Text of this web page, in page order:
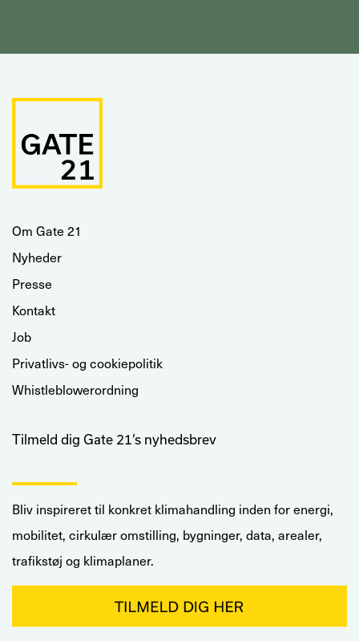
Om Gate 21
Nyheder
Presse
Kontakt
Job
Privatlivs- og cookiepolitik
Whistleblowerordning
Tilmeld dig Gate 21’s nyhedsbrev
Bliv inspireret til konkret klimahandling inden for energi,
mobilitet, cirkulær omstilling, bygninger, data, arealer,
trafikstøj og klimaplaner.